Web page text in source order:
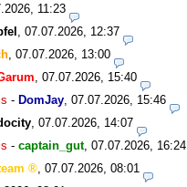
11:23
07.07.2026, 12:37
07.07.2026, 13:00
07.07.2026, 15:40
- DomJay 07.07.2026, 15:46
07.07.2026, 14:07
- captain_gut, 07.07.2026, 16:24
07.07.2026, 08:01